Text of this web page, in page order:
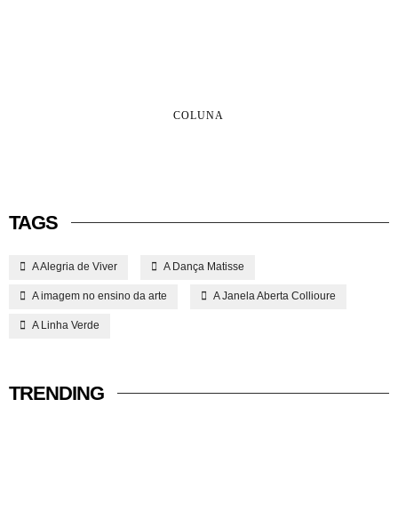
COLUNA
TAGS
A Alegria de Viver A Dança Matisse
A imagem no ensino da arte A Janela Aberta Collioure
A Linha Verde
TRENDING